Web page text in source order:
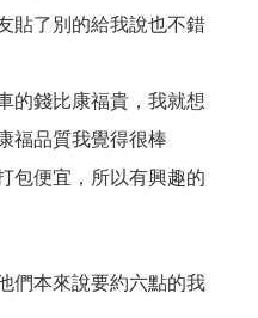
貼了別的給我說也不錯
的錢比康福貴，我就想
福品質我覺得很棒
包便宜，所以有興趣的
們本來說要約六點的我